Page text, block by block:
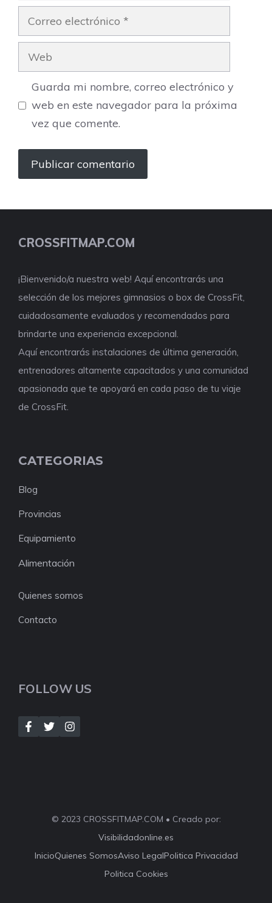
Correo
electrónico
Web
Guarda mi nombre, correo electrónico y
web en este navegador para la próxima
vez que comente.
CROSSFITMAP.COM
¡Bienvenido/a nuestra web! Aquí encontrarás una
selección de los mejores gimnasios o box de CrossFit,
cuidadosamente evaluados y recomendados para
brindarte una experiencia excepcional.
Aquí encontrarás instalaciones de última generación,
entrenadores altamente capacitados y una comunidad
apasionada que te apoyará en cada paso de tu viaje
de CrossFit.
CATEGORIAS
Blog
Provincias
Equipamiento
Alimentación
Quienes somos
Contacto
FOLLOW US
© 2023 CROSSFITMAP.COM • Creado por:
Visibilidadonline.es
InicioQuienes SomosAviso LegalPolitica Privacidad
Politica Cookies